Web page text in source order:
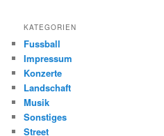
KATEGORIEN
Fussball
Impressum
Konzerte
Landschaft
Musik
Sonstiges
Street